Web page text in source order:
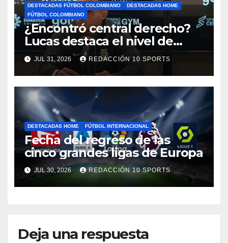
DESTACADAS FÚTBOL COLOMBIANO
DESTACADAS HOME
FÚTBOL COLOMBIANO
¿Encontró central derecho?
Lucas destaca el nivel de
Néider Parra
JUL 31, 2026 REDACCIÓN 10 SPORTS
DESTACADAS HOME FÚTBOL INTERNACIONAL
Fecha del regreso de las
cinco grandes ligas de Europa
JUL 30, 2026 REDACCIÓN 10 SPORTS
Deja una respuesta